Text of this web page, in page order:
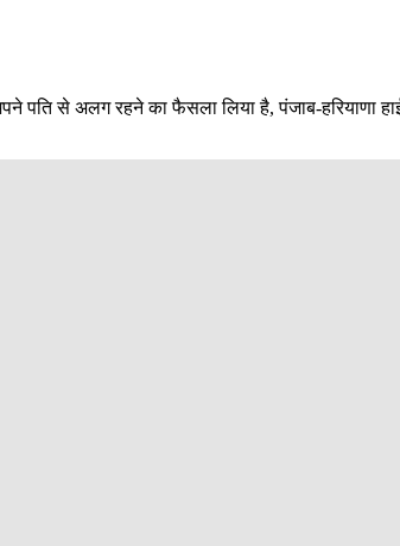
पति से अलग रहने का फैसला लिया है, पंजाब-हरियाणा